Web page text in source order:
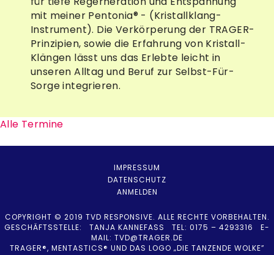
mit meiner Pentonia® - (Kristallklang-
Instrument). Die Verkörperung der TRAGER-
Prinzipien, sowie die Erfahrung von Kristall-
Klängen lässt uns das Erlebte leicht in
unseren Alltag und Beruf zur Selbst-Für-
Sorge integrieren.
Alle Termine
IMPRESSUM
DATENSCHUTZ
ANMELDEN
COPYRIGHT © 2019 TVD RESPONSIVE. ALLE RECHTE VORBEHALTEN.
GESCHÄFTSSTELLE: TANJA KANNEFASS TEL: 0175 – 4293316 E-
MAIL: TVD@TRAGER.DE
TRAGER®, MENTASTICS® UND DAS LOGO „DIE TANZENDE WOLKE”